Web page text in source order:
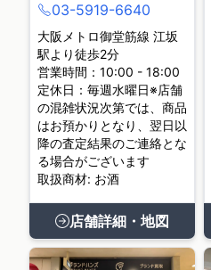
03-5919-6640
大阪メトロ御堂筋線 江坂
駅より徒歩2分
営業時間：10:00 - 18:00
定休日：毎週水曜日※店舗
の混雑状況次第では、商品
はお預かりとなり、翌日以
降の査定結果のご連絡とな
る場合がございます
取扱商材: お酒
店舗詳細・地図